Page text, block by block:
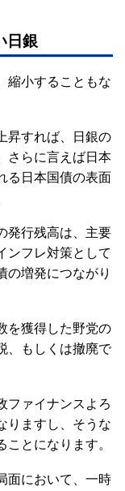
日銀
縮小することもな
昇すれば、日銀の
さらに言えば日本
る日本国債の表面
発行残高は、主要
ンフレ対策として
の増発につながり
を獲得した野党の
、もしくは撤廃で
ファイナンスよろ
りますし、そうな
とになります。
面において、一時